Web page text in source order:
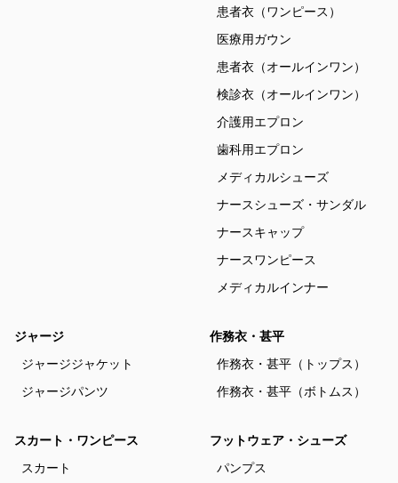
患者衣（ワンピース）
医療用ガウン
患者衣（オールインワン）
検診衣（オールインワン）
介護用エプロン
歯科用エプロン
メディカルシューズ
ナースシューズ・サンダル
ナースキャップ
ナースワンピース
メディカルインナー
ジャージ
ジャージジャケット
ジャージパンツ
作務衣・甚平
作務衣・甚平（トップス）
作務衣・甚平（ボトムス）
スカート・ワンピース
スカート
フットウェア・シューズ
パンプス